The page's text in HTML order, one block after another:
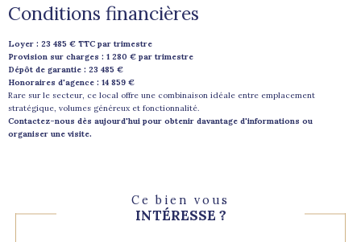
Conditions financières
Loyer : 23 485 € TTC par trimestre
Provision sur charges : 1 280 € par trimestre
Dépôt de garantie : 23 485 €
Honoraires d'agence : 14 859 €
Rare sur le secteur, ce local offre une combinaison idéale entre emplacement
stratégique, volumes généreux et fonctionnalité.
Contactez-nous dès aujourd'hui pour obtenir davantage d'informations ou
organiser une visite.
Ce bien vous
INTÉRESSE ?